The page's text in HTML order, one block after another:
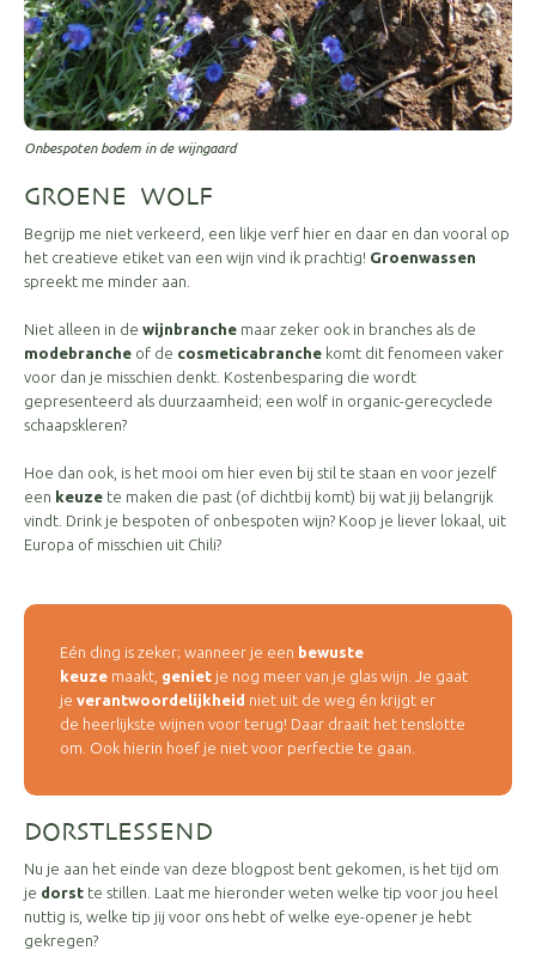
Onbespoten bodem in de wijngaard
GROENE WOLF
Begrijp me niet verkeerd, een likje verf hier en daar en dan vooral op
het creatieve etiket van een wijn vind ik prachtig! Groenwassen
spreekt me minder aan.
Niet alleen in de wijnbranche maar zeker ook in branches als de
modebranche of de cosmeticabranche komt dit fenomeen vaker
voor dan je misschien denkt. Kostenbesparing die wordt
gepresenteerd als duurzaamheid; een wolf in organic-gerecyclede
schaapskleren?
Hoe dan ook, is het mooi om hier even bij stil te staan en voor jezelf
een keuze te maken die past (of dichtbij komt) bij wat jij belangrijk
vindt. Drink je bespoten of onbespoten wijn? Koop je liever lokaal, uit
Europa of misschien uit Chili?
Eén ding is zeker; wanneer je een bewuste
keuze maakt, geniet je nog meer van je glas wijn. Je gaat
je verantwoordelijkheid niet uit de weg én krijgt er
de heerlijkste wijnen voor terug! Daar draait het tenslotte
om. Ook hierin hoef je niet voor perfectie te gaan.
DORSTLESSEND
Nu je aan het einde van deze blogpost bent gekomen, is het tijd om
je dorst te stillen. Laat me hieronder weten welke tip voor jou heel
nuttig is, welke tip jij voor ons hebt of welke eye-opener je hebt
gekregen?